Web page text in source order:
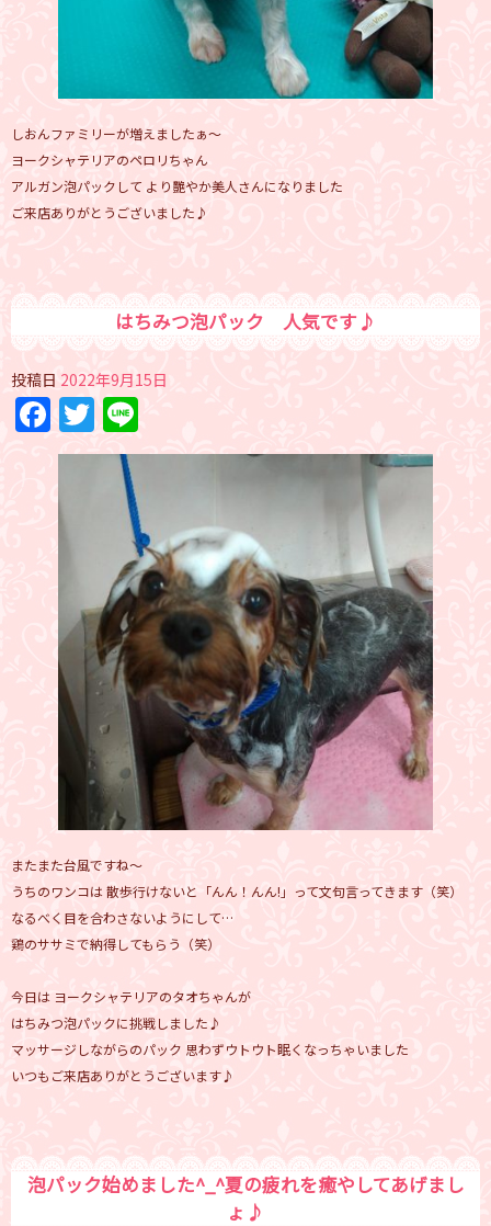
しおんファミリーが増えましたぁ～
ヨークシャテリアのペロリちゃん
アルガン泡パックして より艷やか美人さんになりました
ご来店ありがとうございました♪
はちみつ泡パック 人気です♪
投稿日 2022年9月15日
Facebook
Twitter
またまた台風ですね～
うちのワンコは 散歩行けないと「んん！んん!」って文句言ってきます（笑）
なるべく目を合わさないようにして…
鶏のササミで納得してもらう（笑）
今日は ヨークシャテリアのタオちゃんが
はちみつ泡パックに挑戦しました♪
マッサージしながらのパック 思わずウトウト眠くなっちゃいました
いつもご来店ありがとうございます♪
泡パック始めました^⁠_⁠^夏の疲れを癒やしてあげまし
ょ♪